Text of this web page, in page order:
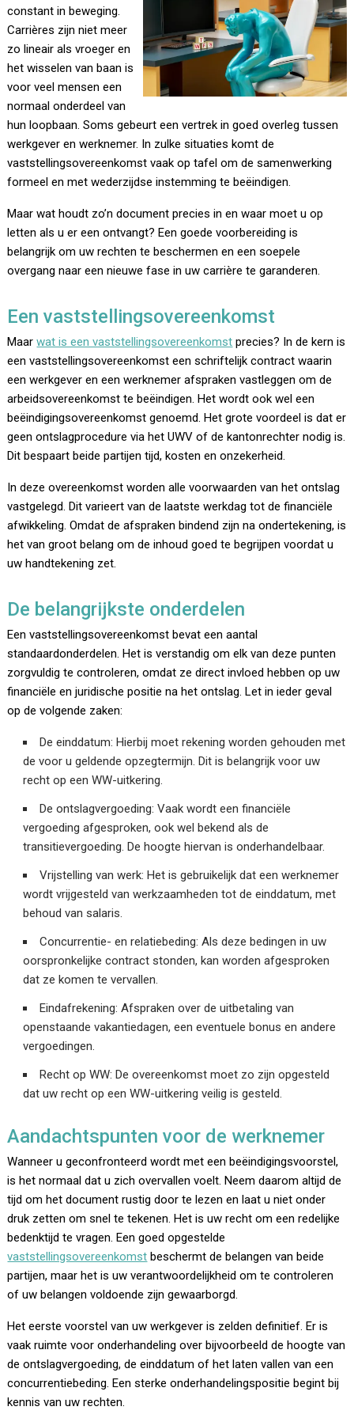
constant in beweging.
Carrières zijn niet meer
zo lineair als vroeger en
het wisselen van baan is
voor veel mensen een
normaal onderdeel van
hun loopbaan. Soms gebeurt een vertrek in goed overleg tussen
werkgever en werknemer. In zulke situaties komt de
vaststellingsovereenkomst vaak op tafel om de samenwerking
formeel en met wederzijdse instemming te beëindigen.
Maar wat houdt zo’n document precies in en waar moet u op
letten als u er een ontvangt? Een goede voorbereiding is
belangrijk om uw rechten te beschermen en een soepele
overgang naar een nieuwe fase in uw carrière te garanderen.
Een vaststellingsovereenkomst
Maarwat is een vaststellingsovereenkomst precies? In de kern is
een vaststellingsovereenkomst een schriftelijk contract waarin
een werkgever en een werknemer afspraken vastleggen om de
arbeidsovereenkomst te beëindigen. Het wordt ook wel een
beëindigingsovereenkomst genoemd. Het grote voordeel is dat er
geen ontslagprocedure via het UWV of de kantonrechter nodig is.
Dit bespaart beide partijen tijd, kosten en onzekerheid.
In deze overeenkomst worden alle voorwaarden van het ontslag
vastgelegd. Dit varieert van de laatste werkdag tot de financiële
afwikkeling. Omdat de afspraken bindend zijn na ondertekening, is
het van groot belang om de inhoud goed te begrijpen voordat u
uw handtekening zet.
De belangrijkste onderdelen
Een vaststellingsovereenkomst bevat een aantal
standaardonderdelen. Het is verstandig om elk van deze punten
zorgvuldig te controleren, omdat ze direct invloed hebben op uw
financiële en juridische positie na het ontslag. Let in ieder geval
op de volgende zaken:
De einddatum: Hierbij moet rekening worden gehouden met
de voor u geldende opzegtermijn. Dit is belangrijk voor uw
recht op een WW-uitkering.
De ontslagvergoeding: Vaak wordt een financiële
vergoeding afgesproken, ook wel bekend als de
transitievergoeding. De hoogte hiervan is onderhandelbaar.
Vrijstelling van werk: Het is gebruikelijk dat een werknemer
wordt vrijgesteld van werkzaamheden tot de einddatum, met
behoud van salaris.
Concurrentie- en relatiebeding: Als deze bedingen in uw
oorspronkelijke contract stonden, kan worden afgesproken
dat ze komen te vervallen.
Eindafrekening: Afspraken over de uitbetaling van
openstaande vakantiedagen, een eventuele bonus en andere
vergoedingen.
Recht op WW: De overeenkomst moet zo zijn opgesteld
dat uw recht op een WW-uitkering veilig is gesteld.
Aandachtspunten voor de werknemer
Wanneer u geconfronteerd wordt met een beëindigingsvoorstel,
is het normaal dat u zich overvallen voelt. Neem daarom altijd de
tijd om het document rustig door te lezen en laat u niet onder
druk zetten om snel te tekenen. Het is uw recht om een redelijke
bedenktijd te vragen. Een goed opgestelde
vaststellingsovereenkomst beschermt de belangen van beide
partijen, maar het is uw verantwoordelijkheid om te controleren
of uw belangen voldoende zijn gewaarborgd.
Het eerste voorstel van uw werkgever is zelden definitief. Er is
vaak ruimte voor onderhandeling over bijvoorbeeld de hoogte van
de ontslagvergoeding, de einddatum of het laten vallen van een
concurrentiebeding. Een sterke onderhandelingspositie begint bij
kennis van uw rechten.